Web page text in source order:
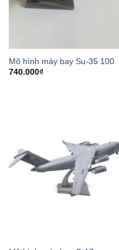
Mô hình máy bay Su-35 100
740.000₫